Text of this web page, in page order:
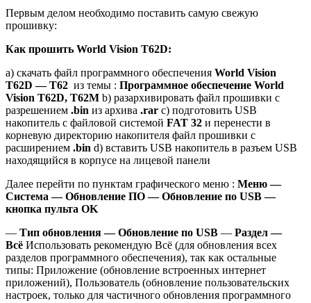
Первым делом необходимо поставить самую свежую
прошивку:
Как прошить World Vision T62D:
a) скачать файл программного обеспечения World Vision
Т62D — T62 из темы : Программное обеспечение World
Vision T62D, Т62М b) разархивировать файл прошивки с
разрешением .bin из архива .rar с) подготовить USB
накопитель с файловой системой FAT 32 и перенести в
корневую директорию накопителя файл прошивки с
расширением .bin d) вставить USB накопитель в разъем USB
находящийся в корпусе на лицевой панели
Далее перейти по пунктам графического меню : Меню —
Система — Обновление ПО — Обновление по USB —
кнопка пульта OK
— Тип обновления — Обновление по USB — Раздел —
Всё Использовать рекомендую Всё (для обновления всех
разделов программного обеспечения), так как остальные
типы: Приложение (обновление встроенных интернет
приложений), Пользователь (обновление пользовательских
настроек, только для частичного обновления программного